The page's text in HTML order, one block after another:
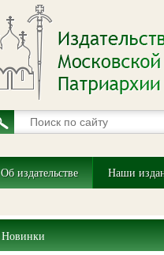
Об издательстве Наши
Новинки